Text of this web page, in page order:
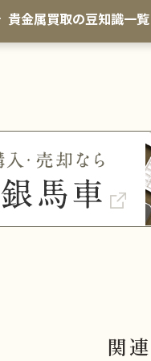
貴金属買取の豆知識一
関